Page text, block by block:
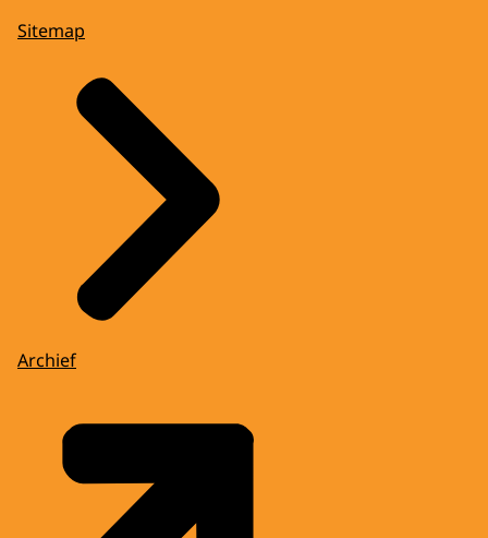
Sitemap
Archief